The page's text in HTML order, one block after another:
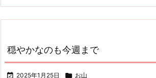
穏やかなのも今週まで
 2025年1月25日  お山